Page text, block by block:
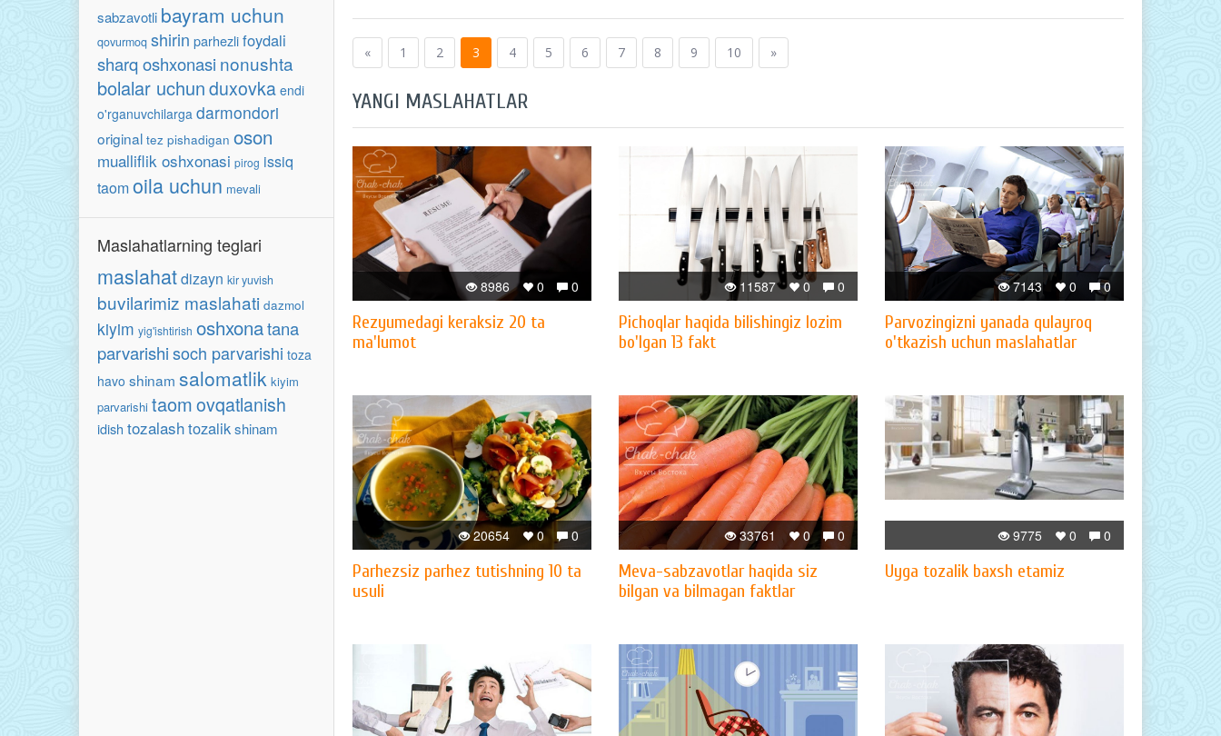
sabzavotli bayram uchun
qovurmoq shirin parhezlifoydali
sharq oshxonasi nonushta
bolalar uchunduxovka endi
o'rganuvchilarga darmondori
original tez pishadigan oson
mualliflik oshxonasi pirog issiq
taomoila uchun mevali
Maslahatlarning teglari
maslahatdizayn kir yuvish
buvilarimiz maslahati dazmol
kiyim yig'ishtirish oshxonatana
parvarishisoch parvarishi toza
havo shinam salomatlik kiyim
parvarishi taomovqatlanish
idish tozalashtozalikshinam
« 1 2 3 4 5 6 7 8 9 10 »
YANGI MASLAHATLAR
0
0
8986
Rezyumedagi keraksiz 20 ta
ma'lumot
0
0
11587
Pichoqlar haqida bilishingiz lozim
bo'lgan 13 fakt
0
0
7143
Parvozingizni yanada qulayroq
o'tkazish uchun maslahatlar
0
0
20654
Parhezsiz parhez tutishning 10 ta
usuli
0
0
33761
Meva-sabzavotlar haqida siz
bilgan va bilmagan faktlar
0
0
9775
Uyga tozalik baxsh etamiz